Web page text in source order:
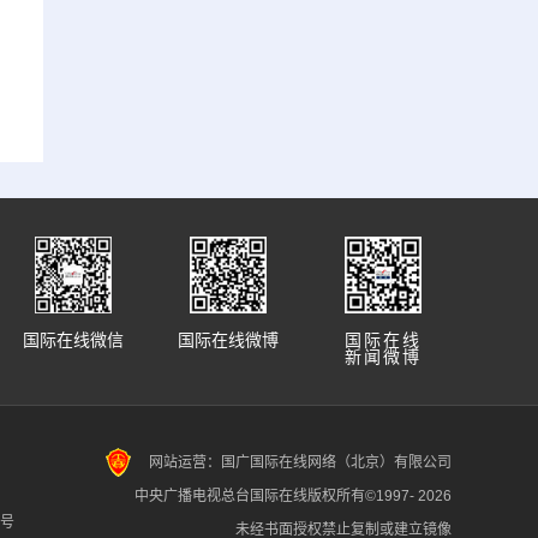
国际在线
新闻微博
国际在线微博
国际在线微信
网站运营：国广国际在线网络（北京）有限公司
中央广播电视总台国际在线版权所有©1997- 2026
未经书面授权禁止复制或建立镜像